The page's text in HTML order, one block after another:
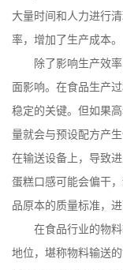
大量时间和人力进行
率，增加了生产成本。
除了影响生产效
面影响。在食品生产
稳定的关键。但如果
量就会与预设配方产
在输送设备上，导致
蛋糕口感可能会偏干
品原本的质量标准，
在食品行业的物
地位，堪称物料输送的